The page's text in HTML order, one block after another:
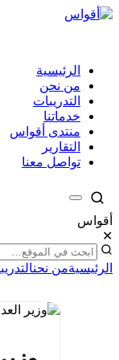
الرئيسية
من نحن
التدريبات
خدماتنا
منتدى أقواس
التقارير
تواصل معنا
أقواس
✕
الرئيسيةمن نحن